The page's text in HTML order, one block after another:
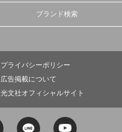
ブランド検索
プライバシーポリシー
広告掲載について
光文社オフィシャルサイト